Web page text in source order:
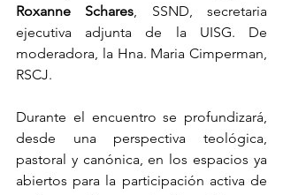
Roxanne Schares , SSND, secretaria
ejecutiva adjunta de la UISG. De
moderadora, la Hna. Maria Cimperman,
RSCJ.
Durante el encuentro se profundizará,
desde una perspectiva teológica,
pastoral y canónica, en los espacios ya
abiertos para la participación activa de